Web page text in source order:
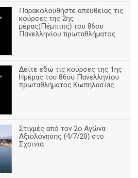
Παρακολουθήστε απευθείας τις
κούρσες της 2ης
μέρας(Πέμπτης) του 86ου
Πανελληνίου πρωταθλήματος
Δείτε εδώ τις κούρσες της 1ης
Ημέρας του 86ου Πανελληνίου
πρωταθλήματος Κωπηλασίας
Στιγμές από τον 2ο Αγώνα
Αξιολόγησης (4/7/20) στο
Σχοινιά